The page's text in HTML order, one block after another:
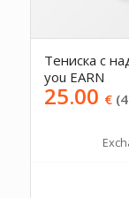
Тениска с
you EARN
25.00 €